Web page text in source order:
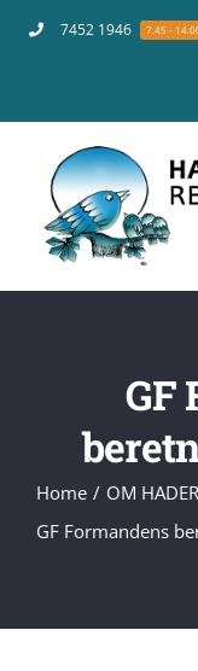
7452 1946 7.45 -
GF
Home OM
GF Formandens